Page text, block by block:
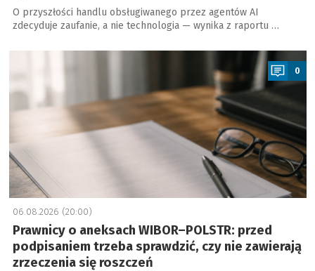
O przyszłości handlu obsługiwanego przez agentów AI
zdecyduje zaufanie, a nie technologia — wynika z raportu …
a
0
06.08.2026 (20:00)
Prawnicy o aneksach WIBOR–POLSTR: przed
podpisaniem trzeba sprawdzić, czy nie zawierają
zrzeczenia się roszczeń